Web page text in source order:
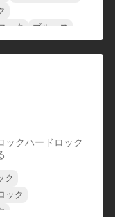
ック
ブルース
ックハードロック
ク
ック